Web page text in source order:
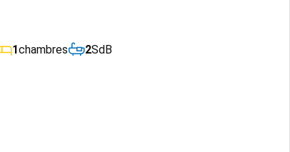
1chambres 2SdB